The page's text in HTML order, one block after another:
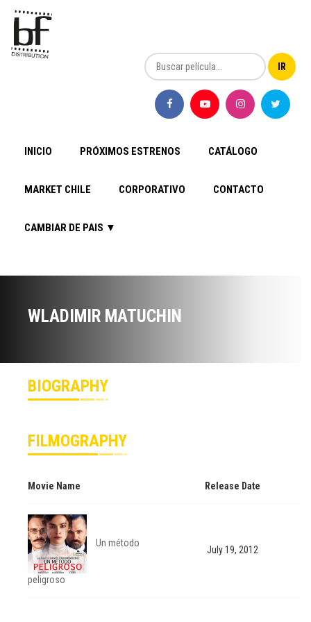
INICIO PRÓXIMOS ESTRENOS CATÁLOGO
MARKET CHILE CORPORATIVO CONTACTO
CAMBIAR DE PAIS ▼
WLADIMIR MATUCHIN
BIOGRAPHY
FILMOGRAPHY
Movie Name Release Date
Un método
peligroso
July 19, 2012